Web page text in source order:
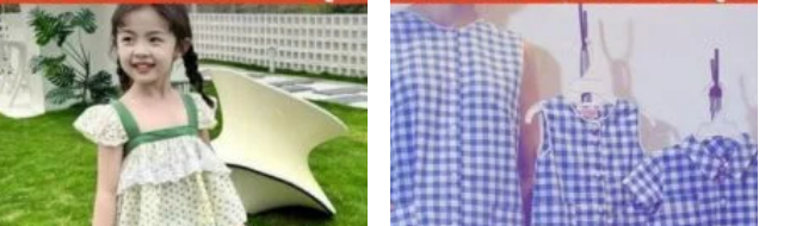
Add to
wishlist
wishlist